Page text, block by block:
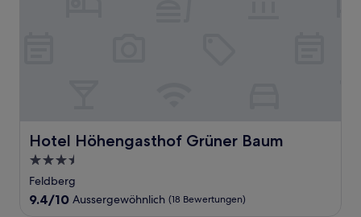
Hotel Höhengasthof Grüner Baum
Hotel Höhengasthof Grüner Baum
3.5-
Sterne-
Unterkunft
Feldberg
9.4
9.4/10 Aussergewöhnlich (18 Bewertungen)